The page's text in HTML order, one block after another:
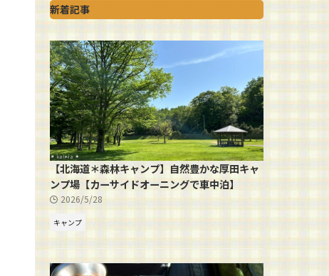
新着記事
【北海道＊森林キャンプ】自然豊かな厚田キャ
ンプ場【カーサイドオーニングで車中泊】
2026/5/28
キャンプ